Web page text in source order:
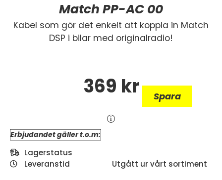
Match PP-AC 00
Kabel som gör det enkelt att koppla in Match
DSP i bilar med originalradio!
369 kr Spara
Erbjudandet gäller t.o.m:
Lagerstatus
Leveranstid
Utgått ur vårt sortiment